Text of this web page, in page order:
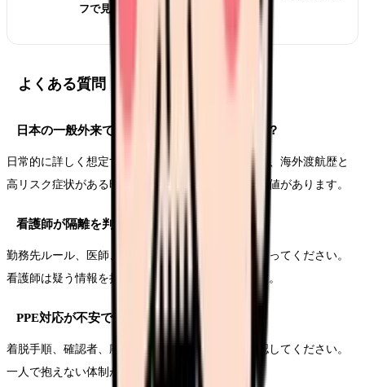
フで見る確認リスト
よくある質問
日本の一般外来でもEbolaを想定すべきですか？
日常的に詳しく想定する必要はありません。ただし、海外渡航歴と
高リスク症状がある時の報告手順は確認しておく価値があります。
看護師が隔離を判断してよいですか？
勤務先ルール、医師、院内感染対策部門の判断に従ってください。
看護師は疑う情報を拾い、報告につなげる役割です。
PPE対応が不安です。
着脱手順、確認者、廃棄、交代、休憩を事前に確認してください。
一人で抱えない体制が重要です。